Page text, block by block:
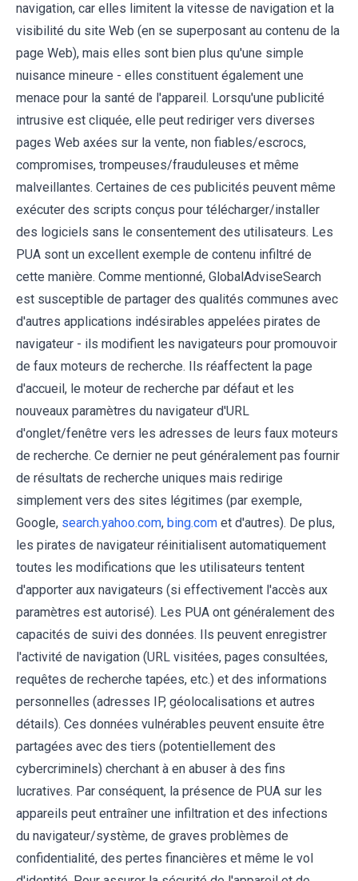
navigation, car elles limitent la vitesse de navigation et la
visibilité du site Web (en se superposant au contenu de la
page Web), mais elles sont bien plus qu'une simple
nuisance mineure - elles constituent également une
menace pour la santé de l'appareil. Lorsqu'une publicité
intrusive est cliquée, elle peut rediriger vers diverses
pages Web axées sur la vente, non fiables/escrocs,
compromises, trompeuses/frauduleuses et même
malveillantes. Certaines de ces publicités peuvent même
exécuter des scripts conçus pour télécharger/installer
des logiciels sans le consentement des utilisateurs. Les
PUA sont un excellent exemple de contenu infiltré de
cette manière. Comme mentionné, GlobalAdviseSearch
est susceptible de partager des qualités communes avec
d'autres applications indésirables appelées pirates de
navigateur - ils modifient les navigateurs pour promouvoir
de faux moteurs de recherche. Ils réaffectent la page
d'accueil, le moteur de recherche par défaut et les
nouveaux paramètres du navigateur d'URL
d'onglet/fenêtre vers les adresses de leurs faux moteurs
de recherche. Ce dernier ne peut généralement pas fournir
de résultats de recherche uniques mais redirige
simplement vers des sites légitimes (par exemple,
Google, search.yahoo.com, bing.com et d'autres). De plus,
les pirates de navigateur réinitialisent automatiquement
toutes les modifications que les utilisateurs tentent
d'apporter aux navigateurs (si effectivement l'accès aux
paramètres est autorisé). Les PUA ont généralement des
capacités de suivi des données. Ils peuvent enregistrer
l'activité de navigation (URL visitées, pages consultées,
requêtes de recherche tapées, etc.) et des informations
personnelles (adresses IP, géolocalisations et autres
détails). Ces données vulnérables peuvent ensuite être
partagées avec des tiers (potentiellement des
cybercriminels) cherchant à en abuser à des fins
lucratives. Par conséquent, la présence de PUA sur les
appareils peut entraîner une infiltration et des infections
du navigateur/système, de graves problèmes de
confidentialité, des pertes financières et même le vol